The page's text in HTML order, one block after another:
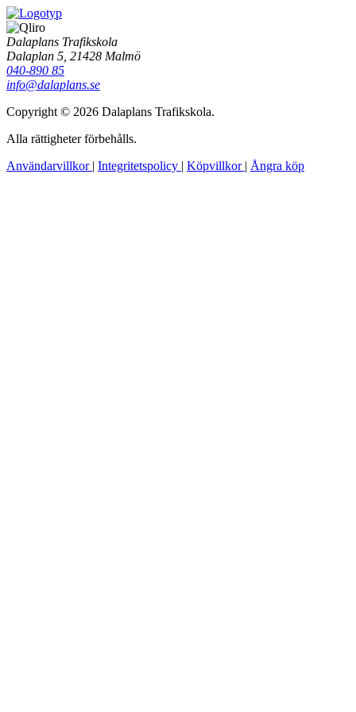
Dalaplans Trafikskola
Dalaplan 5, 21428 Malmö
040-890 85
info@dalaplans.se
Copyright © 2026 Dalaplans Trafikskola.
Alla rättigheter förbehålls.
Användarvillkor | Integritetspolicy | Köpvillkor | Ångra köp